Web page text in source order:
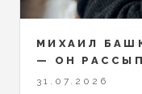
МИХАИЛ
— ОН
31.07.2026